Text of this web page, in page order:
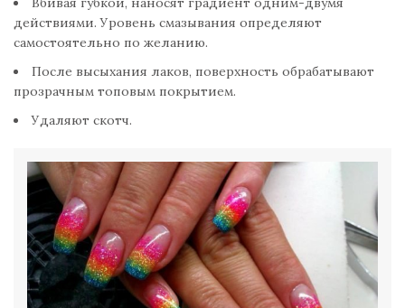
действиями. Уровень смазывания определяют
самостоятельно по желанию.
После высыхания лаков, поверхность обрабатывают
прозрачным топовым покрытием.
Удаляют скотч.